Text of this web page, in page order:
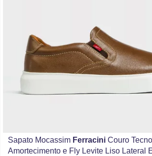
Sapato Mocassim Ferracini Couro
Amortecimento e Fly Levite Liso Lateral